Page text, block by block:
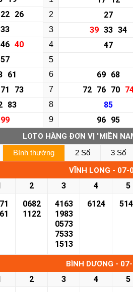
22 26
33
46 40
57
61
71 73
83
99
2 27
3 39 33 34
4 47
5
6
69 68
7 72 76 70
8 85
9 96 95
LOTO HÀNG ĐƠN VỊ "MIỀN
Bình thường 2 Số 3 Số
VĨNH LONG - 07-
2 3 4 5
0682
1122
4163
1983
0573
7533
1513
6124
BÌNH DƯƠNG -
2 3 4 5